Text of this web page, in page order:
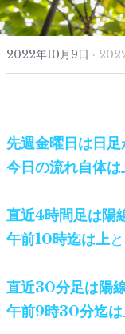
2022年10月9日 ·
先週金曜日は日
今日の流れ自体は
直近4時間足は陽
午前10時迄は上と
直近30分足は陽
午前9時30分迄は